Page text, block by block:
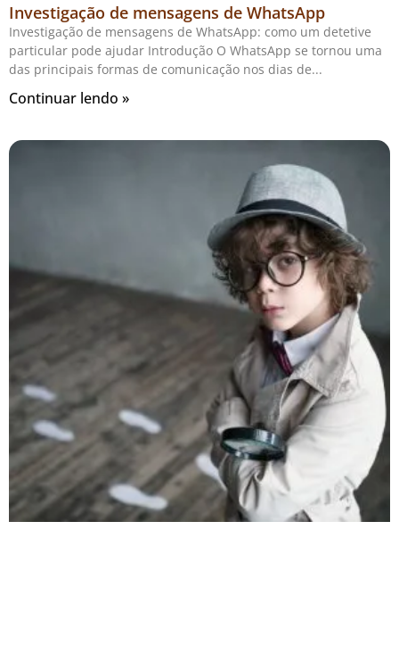
Investigação de mensagens de WhatsApp
Investigação de mensagens de WhatsApp: como um detetive
particular pode ajudar Introdução O WhatsApp se tornou uma
das principais formas de comunicação nos dias de
Continuar lendo »